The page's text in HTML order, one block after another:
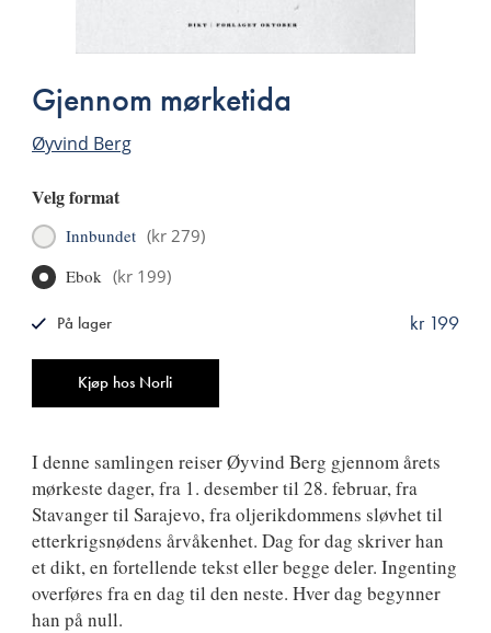
Gjennom mørketida
Øyvind Berg
Velg format
Innbundet (kr 279)
Ebok (kr 199)
Kjøp hos Norli
kr 199
På lager
I denne samlingen reiser Øyvind Berg gjennom årets
mørkeste dager, fra 1. desember til 28. februar, fra
Stavanger til Sarajevo, fra oljerikdommens sløvhet til
etterkrigsnødens årvåkenhet. Dag for dag skriver han
et dikt, en fortellende tekst eller begge deler. Ingenting
overføres fra en dag til den neste. Hver dag begynner
han på null.